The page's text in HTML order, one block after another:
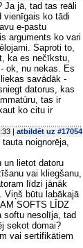
Ja jā, tad tas reāli
vienīgais ko tādi
e-pastu
arguments ko vari
Saproti to,
ka es nečīkstu,
ok, nu nekas. Es
savādāk -
datorus, kas
tas ir
ko citu ir
| atbildēt uz #17054
noignorēja,
un lietot datoru
vai kliegšanu,
līdzi jānāk
Viņš būtu labākajā
SOFTS LĪDZ
softu nesolīja, tad
sekot domai?
vai sertifikātiem